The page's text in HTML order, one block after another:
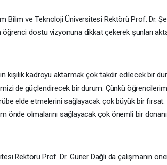
Bilim ve Teknoloji Üniversitesi Rektörü Prof. Dr.
öğrenci dostu vizyonuna dikkat çekerek şunları
kişilik kadroyu aktarmak çok takdir edilecek bir
de güçlendirecek bir durum. Çünkü
elde etmelerini sağlayacak çok büyük bir fırsat.
önde olmalarını sağlayacak çok önemli bir
Rektörü Prof. Dr. Güner Dağlı da çalışmanın